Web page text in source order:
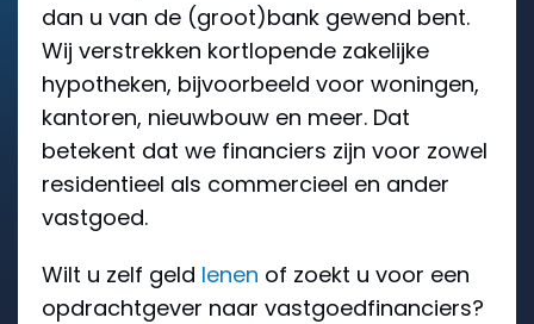
dan u van de (groot)bank gewend bent.
Wij verstrekken kortlopende zakelijke
hypotheken, bijvoorbeeld voor woningen,
kantoren, nieuwbouw en meer. Dat
betekent dat we financiers zijn voor zowel
residentieel als commercieel en ander
vastgoed.
Wilt u zelf geld lenen of zoekt u voor een
opdrachtgever naar vastgoedfinanciers?